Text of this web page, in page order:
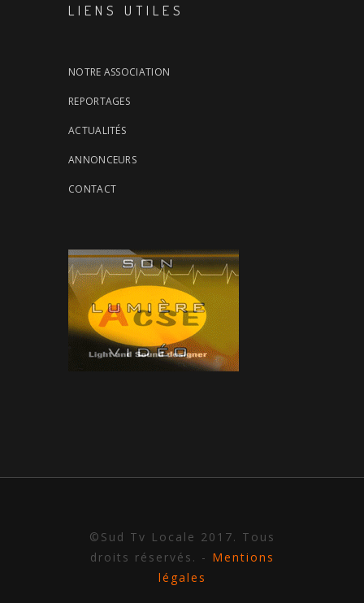
LIENS UTILES
NOTRE ASSOCIATION
REPORTAGES
ACTUALITÉS
ANNONCEURS
CONTACT
©Sud Tv Locale 2017. Tous
droits réservés. - Mentions
légales